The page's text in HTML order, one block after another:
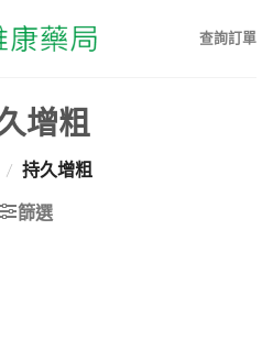
查詢訂單
增粗
/ 持久增粗
篩選